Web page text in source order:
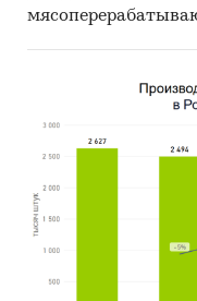
Передвижная
Самолетный
Самоходная
Машина
Сварочный